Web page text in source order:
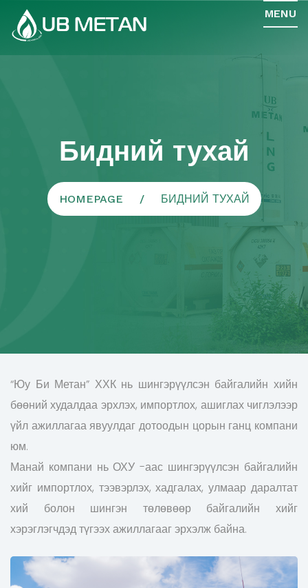
MENU
Бидний тухай
HOMEPAGE БИДНИЙ ТУХАЙ
“Юу Би Метан” ХХК нь шингэрүүлсэн байгалийн хийн
бөөний худалдаа эрхлэх, импортлох, ашиглах чиглэлээр
үйл ажиллагаа явуулдаг дотоодын цорын ганц компани
юм.
Манай компани нь ОХУ -аас шингэрүүлсэн байгалийн
хийг импортлох, тээвэрлэх, хадгалах, улмаар даралтат
хий болон шингэн төлөвөөр байгалийн хийг
хэрэглэгчдэд түгээх ажиллагааг эрхэлж байна.